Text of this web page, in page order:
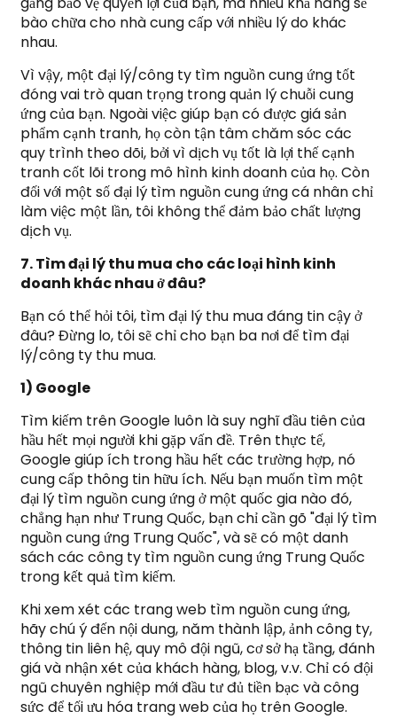
bào chữa cho nhà cung cấp với nhiều lý do khác
nhau.
Vì vậy, một đại lý/công ty tìm nguồn cung ứng tốt
đóng vai trò quan trọng trong quản lý chuỗi cung
ứng của bạn. Ngoài việc giúp bạn có được giá sản
phẩm cạnh tranh, họ còn tận tâm chăm sóc các
quy trình theo dõi, bởi vì dịch vụ tốt là lợi thế cạnh
tranh cốt lõi trong mô hình kinh doanh của họ. Còn
đối với một số đại lý tìm nguồn cung ứng cá nhân chỉ
làm việc một lần, tôi không thể đảm bảo chất lượng
dịch vụ.
7. Tìm đại lý thu mua cho các loại hình kinh
doanh khác nhau ở đâu?
Bạn có thể hỏi tôi, tìm đại lý thu mua đáng tin cậy ở
đâu? Đừng lo, tôi sẽ chỉ cho bạn ba nơi để tìm đại
lý/công ty thu mua.
1) Google
Tìm kiếm trên Google luôn là suy nghĩ đầu tiên của
hầu hết mọi người khi gặp vấn đề. Trên thực tế,
Google giúp ích trong hầu hết các trường hợp, nó
cung cấp thông tin hữu ích. Nếu bạn muốn tìm một
đại lý tìm nguồn cung ứng ở một quốc gia nào đó,
chẳng hạn như Trung Quốc, bạn chỉ cần gõ "đại lý tìm
nguồn cung ứng Trung Quốc", và sẽ có một danh
sách các công ty tìm nguồn cung ứng Trung Quốc
trong kết quả tìm kiếm.
Khi xem xét các trang web tìm nguồn cung ứng,
hãy chú ý đến nội dung, năm thành lập, ảnh công ty,
thông tin liên hệ, quy mô đội ngũ, cơ sở hạ tầng, đánh
giá và nhận xét của khách hàng, blog, v.v. Chỉ có đội
ngũ chuyên nghiệp mới đầu tư đủ tiền bạc và công
sức để tối ưu hóa trang web của họ trên Google.